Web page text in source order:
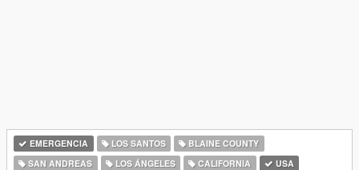
EMERGENCIA LOS SANTOS
BLAINE COUNTY
SAN ANDREAS
LOS ÁNGELES CALIFORNIA
USA